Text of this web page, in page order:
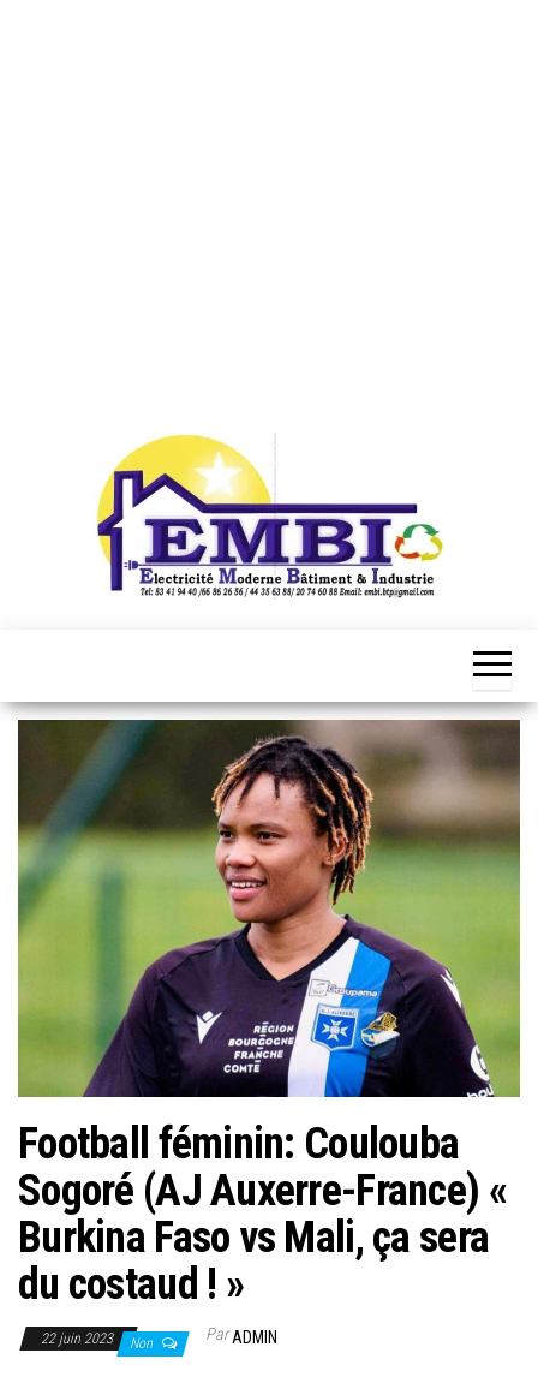
Football féminin: Coulouba
Sogoré (AJ Auxerre-France) «
Burkina Faso vs Mali, ça sera
du costaud ! »
22 juin 2023 Non ParADMIN